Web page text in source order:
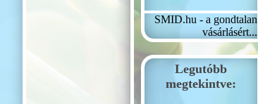
SMID.hu - a gondtalan
vásárlásért...
Legutóbb
megtekintve: